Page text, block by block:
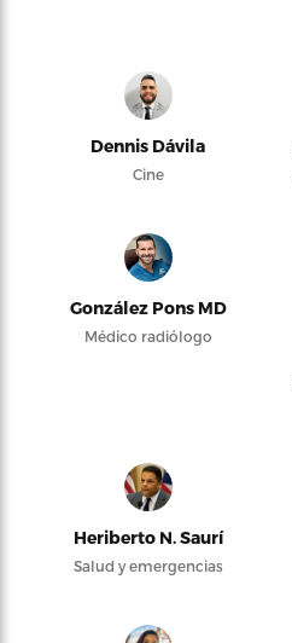
Dennis Dávila
Cine
González Pons MD
Médico radiólogo
Heriberto N. Saurí
Salud y emergencias